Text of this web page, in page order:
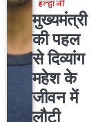
हल्द्वानी
मुख्यमंत्री
की पहल
से दिव्यांग
महेश के
जीवन में
लौटी